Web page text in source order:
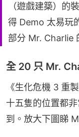
（遊戲建築）的
得 Demo 太易玩
部分 Mr. Charlie
全 20 只 Mr.
《生化危機 3 重
十五隻的位置都
到。放大下圖睇